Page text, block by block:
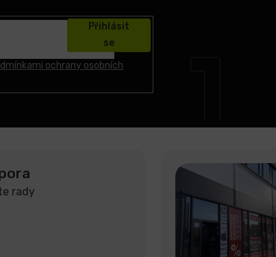
ochrany osobních
Přihlásit
se
rady